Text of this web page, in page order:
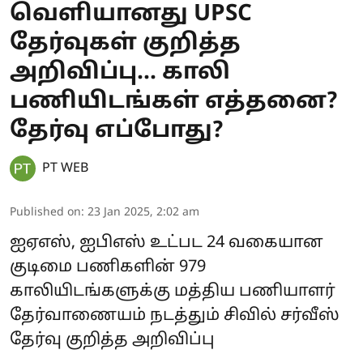
வெளியானது UPSC
தேர்வுகள் குறித்த
அறிவிப்பு... காலி
பணியிடங்கள் எத்தனை?
தேர்வு எப்போது?
PT WEB
Published on: 23 Jan 2025, 2:02 am
ஐஏஎஸ், ஐபிஎஸ் உட்பட 24 வகையான
குடிமை பணிகளின் 979
காலியிடங்களுக்கு மத்திய பணியாளர்
தேர்வாணையம் நடத்தும் சிவில் சர்வீஸ்
தேர்வு குறித்த அறிவிப்பு